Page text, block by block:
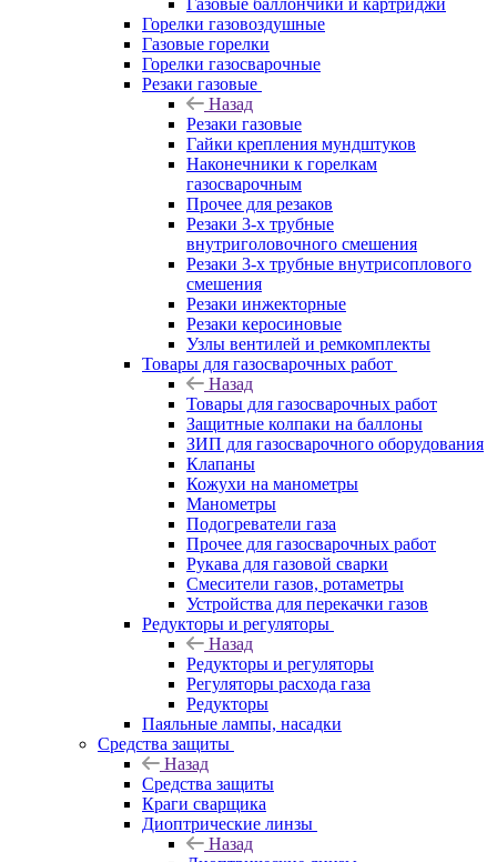
Газовые баллончики и картриджи
Горелки газовоздушные
Газовые горелки
Горелки газосварочные
Резаки газовые
Назад
Резаки газовые
Гайки крепления мундштуков
Наконечники к горелкам
газосварочным
Прочее для резаков
Резаки 3-х трубные
внутриголовочного смешения
Резаки 3-х трубные внутрисоплового
смешения
Резаки инжекторные
Резаки керосиновые
Узлы вентилей и ремкомплекты
Товары для газосварочных работ
Назад
Товары для газосварочных работ
Защитные колпаки на баллоны
ЗИП для газосварочного оборудования
Клапаны
Кожухи на манометры
Манометры
Подогреватели газа
Прочее для газосварочных работ
Рукава для газовой сварки
Смесители газов, ротаметры
Устройства для перекачки газов
Редукторы и регуляторы
Назад
Редукторы и регуляторы
Регуляторы расхода газа
Редукторы
Паяльные лампы, насадки
Средства защиты
Назад
Средства защиты
Краги сварщика
Диоптрические линзы
Назад